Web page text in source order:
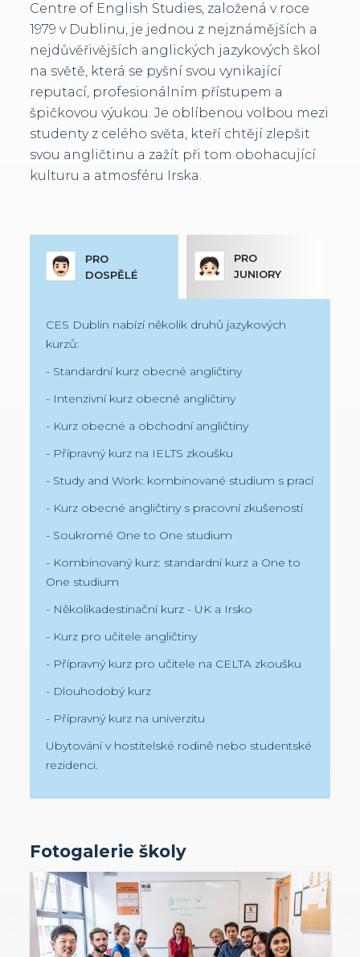
Centre of English Studies, založená v roce
1979 v Dublinu, je jednou z nejznámějších a
nejdůvěřivějších anglických jazykových škol
na světě, která se pyšní svou vynikající
reputací, profesionálním přístupem a
špičkovou výukou. Je oblíbenou volbou mezi
studenty z celého světa, kteří chtějí zlepšit
svou angličtinu a zažít při tom obohacující
kulturu a atmosféru Irska.
PRO
DOSPĚLÉ
PRO
JUNIORY
CES Dublin nabízí několik druhů jazykových
kurzů:
- Standardní kurz obecné angličtiny
- Intenzivní kurz obecné angličtiny
- Kurz obecné a obchodní angličtiny
- Přípravný kurz na IELTS zkoušku
- Study and Work: kombinované studium s prací
- Kurz obecné angličtiny s pracovní zkušeností
- Soukromé One to One studium
- Kombinovaný kurz: standardní kurz a One to
One studium
- Několikadestinační kurz - UK a Irsko
- Kurz pro učitele angličtiny
- Přípravný kurz pro učitele na CELTA zkoušku
- Dlouhodobý kurz
- Přípravný kurz na univerzitu
Ubytování v hostitelské rodině nebo studentské
rezidenci.
Fotogalerie školy